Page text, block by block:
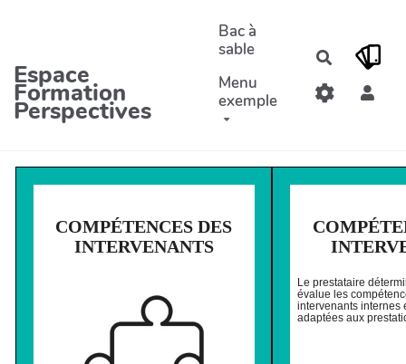
Espace
Formation
Perspectives
Bac à
sable
Menu
exemple
COMPÉTENCES DES
INTERVENANTS
Le prestataire
évalue les
intervenants internes
adaptées aux